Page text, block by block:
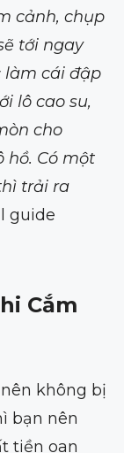
cảnh, chụp
tới ngay
làm cái đập
lô cao su,
cho
hồ. Có một
trải ra
guide
Cắm
không bị
bạn nên
tiền oan